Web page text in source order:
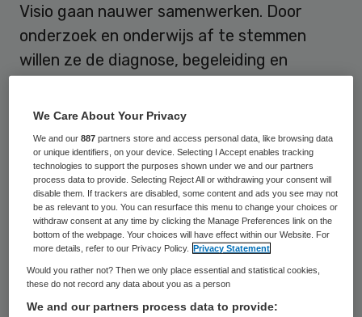
Visio gaan nauwer samenwerken. Door
onderzoek en onderwijs af te stemmen
willen ze de diagnose, begeleiding en
meervoudige visuele beperking verbeteren.
Dit maakte Koninklijke Visio bekend op haar
website. Professor Daniël Wigboldus
decaan van de faculteit Sociale
Wetenschappen en Marten de Bruine,
voorzitter van de raad van bestuur van
Koninklijke Visio hebben vorige week een
samenwerkingsovereenkomst getekend om
We Care About Your Privacy
We and our887 partners store and access personal data, like browsing data
or unique identifiers, on your device. Selecting I Accept enables tracking
technologies to support the purposes shown under we and our partners
process data to provide. Selecting Reject All or withdrawing your consent will
disable them. If trackers are disabled, some content and ads you see may not
be as relevant to you. You can resurface this menu to change your choices or
withdraw consent at any time by clicking the Manage Preferences link on the
bottom of the webpage. Your choices will have effect within our Website. For
more details, refer to our Privacy Policy.
Privacy Statement
Would you rather not? Then we only place essential and statistical cookies,
these do not record any data about you as a person
We and our partners process data to provide: